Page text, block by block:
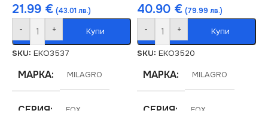
ПРЕДНАЗНАЧЕНИЕ
за Веранда
Къща,за Тераса
IP44
БРОЙ ФАСУНГИ
ПРЕДНАЗНАЧЕНИЕ
за Веранда
21.99 € (43.01 лв.)
- + Купи
SKU: EKO3537
МАРКА MILAGRO
СЕРИЯ FOX
40.90 € (79.99 лв.)
- + Купи
SKU: EKO3520
МАРКА MILAGRO
СЕРИЯ FOX